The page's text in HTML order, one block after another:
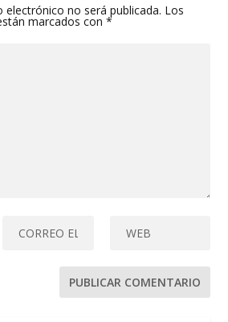
electrónico no será publicada. Los
marcados con*